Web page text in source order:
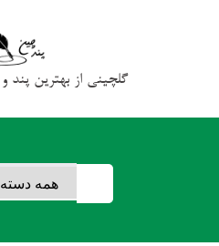
گلچینی از بهترین پند